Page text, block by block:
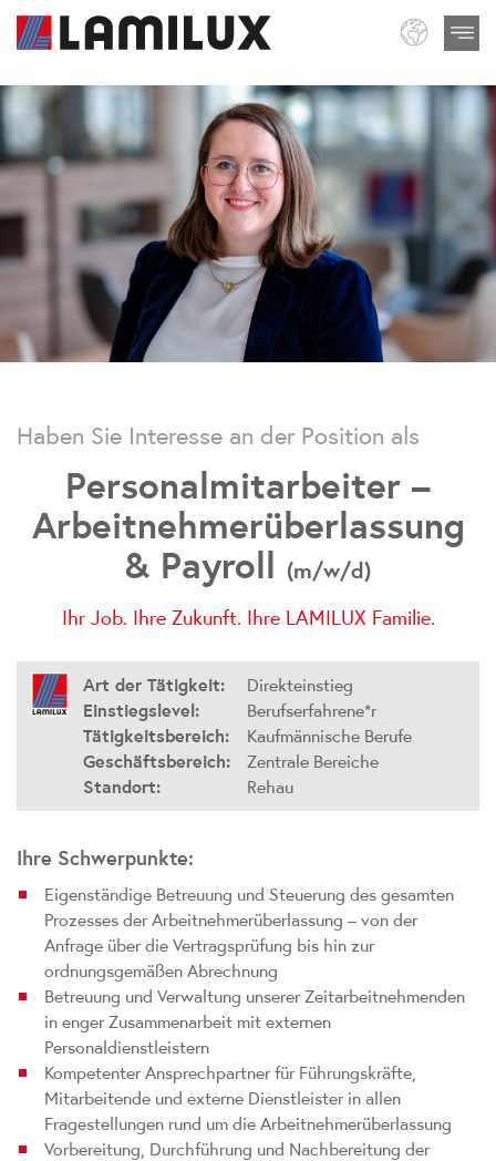
Haben Sie Interesse an der Position als
Personalmitarbeiter –
Arbeitnehmerüberlassung
& Payroll (m/w/d)
Ihr Job. Ihre Zukunft. Ihre LAMILUX Familie.
Art der Tätigkeit:
Direkteinstieg
Einstiegslevel:
Berufserfahrene*r
Tätigkeitsbereich:
Kaufmännische Berufe
Geschäftsbereich:
Zentrale Bereiche
Standort:
Rehau
Ihre Schwerpunkte:
Eigenständige Betreuung und Steuerung des gesamten
Prozesses der Arbeitnehmerüberlassung – von der
Anfrage über die Vertragsprüfung bis hin zur
ordnungsgemäßen Abrechnung
Betreuung und Verwaltung unserer Zeitarbeitnehmenden
in enger Zusammenarbeit mit externen
Personaldienstleistern
Kompetenter Ansprechpartner für Führungskräfte,
Mitarbeitende und externe Dienstleister in allen
Fragestellungen rund um die Arbeitnehmerüberlassung
Vorbereitung, Durchführung und Nachbereitung der